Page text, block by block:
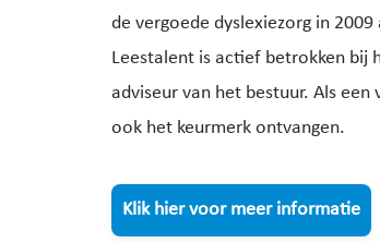
de vergoede dyslexiezorg in
Leestalent is actief betrokken bij
adviseur van het bestuur. Als
ook het keurmerk ontvangen.
Klik hier voor meer informatie